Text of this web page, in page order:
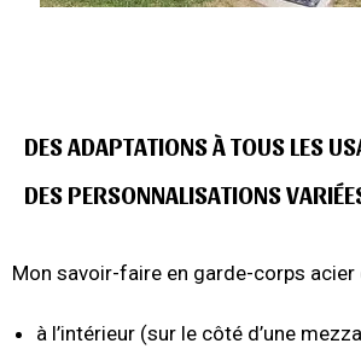
DES ADAPTATIONS À TOUS LES
DES PERSONNALISATIONS
Mon savoir-faire en garde-corps acier
à l’intérieur (sur le côté d’une